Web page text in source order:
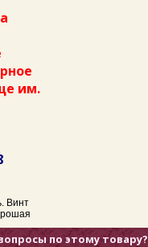
им.
Винт
по этому товару?